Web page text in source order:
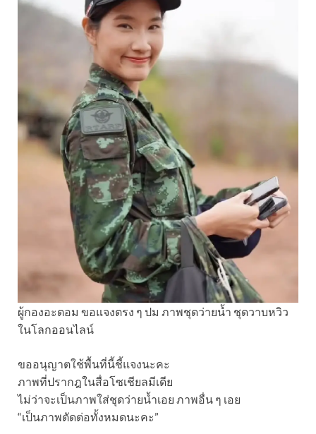
ผู้กองอะตอม ขอแจงตรง ๆ ปม ภาพชุดว่ายน้ำ ชุดวาบหวิว
ในโลกออนไลน์
ขออนุญาตใช้พื้นที่นี้ชี้แจงนะคะ
ภาพที่ปรากฎในสื่อโซเชียลมีเดีย
ไม่ว่าจะเป็นภาพใส่ชุดว่ายน้ำเอย ภาพอื่น ๆ เอย
“เป็นภาพตัดต่อทั้งหมดนะคะ”